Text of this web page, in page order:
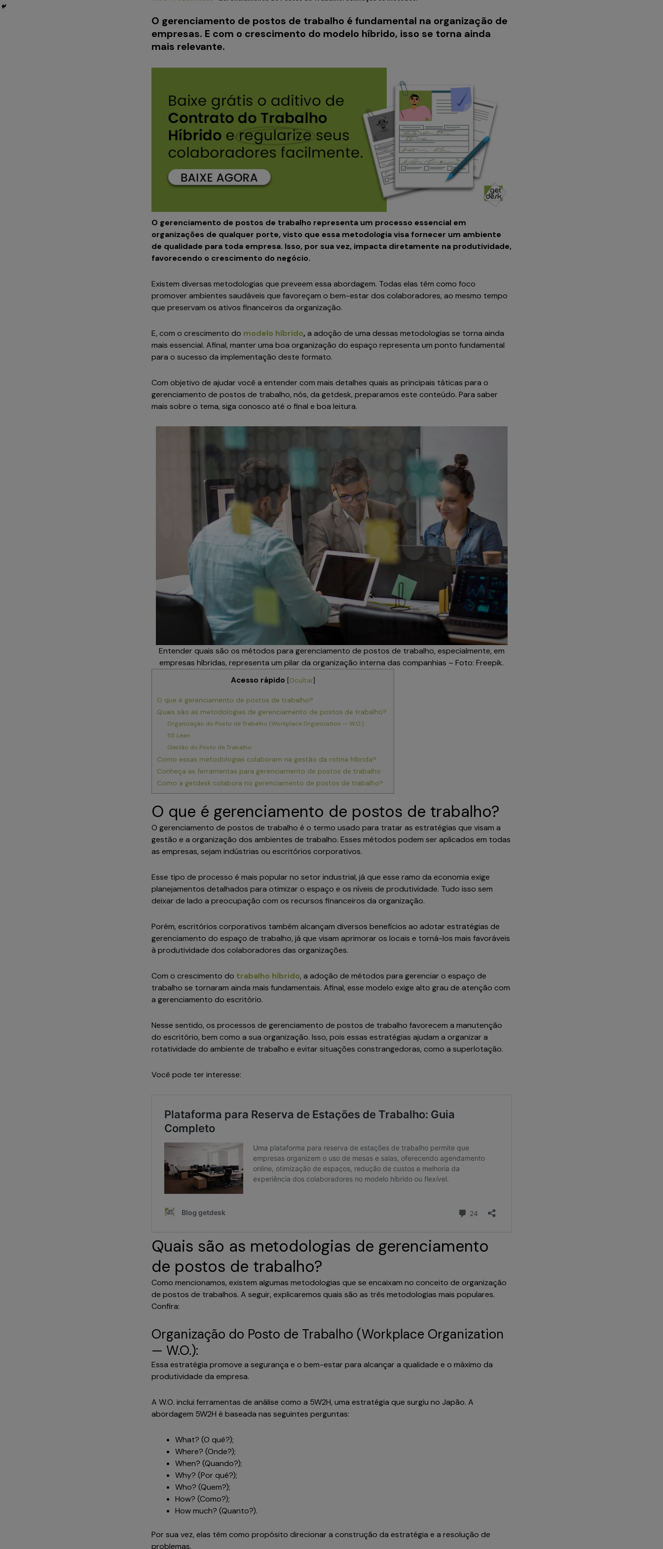
O gerenciamento de postos de trabalho é fundamental na organização de
empresas. E com o crescimento do modelo híbrido, isso se torna ainda
mais relevante.
O gerenciamento de postos de trabalho representa um processo essencial em
organizações de qualquer porte, visto que essa metodologia visa fornecer um ambiente
de qualidade para toda empresa. Isso, por sua vez, impacta diretamente na produtividade,
favorecendo o crescimento do negócio.
Existem diversas metodologias que preveem essa abordagem. Todas elas têm como foco
promover ambientes saudáveis que favoreçam o bem-estar dos colaboradores, ao mesmo tempo
que preservam os ativos financeiros da organização.
E, com o crescimento do modelo híbrido, a adoção de uma dessas metodologias se torna ainda
mais essencial. Afinal, manter uma boa organização do espaço representa um ponto fundamental
para o sucesso da implementação deste formato.
Com objetivo de ajudar você a entender com mais detalhes quais as principais táticas para o
gerenciamento de postos de trabalho, nós, da getdesk, preparamos este conteúdo. Para saber
mais sobre o tema, siga conosco até o final e boa leitura.
Entender quais são os métodos para gerenciamento de postos de trabalho, especialmente, em
empresas híbridas, representa um pilar da organização interna das companhias – Foto: Freepik.
Acesso rápido [Ocultar]
O que é gerenciamento de postos de trabalho?
Quais são as metodologias de gerenciamento de postos de trabalho?
Organização do Posto de Trabalho (Workplace Organization — W.O.):
5S Lean
Gestão do Posto de Trabalho:
Como essas metodologias colaboram na gestão da rotina híbrida?
Conheça as ferramentas para gerenciamento de postos de trabalho
Como a getdesk colabora no gerenciamento de postos de trabalho?
O que é gerenciamento de postos de trabalho?
O gerenciamento de postos de trabalho é o termo usado para tratar as estratégias que visam a
gestão e a organização dos ambientes de trabalho. Esses métodos podem ser aplicados em todas
as empresas, sejam indústrias ou escritórios corporativos.
Esse tipo de processo é mais popular no setor industrial, já que esse ramo da economia exige
planejamentos detalhados para otimizar o espaço e os níveis de produtividade. Tudo isso sem
deixar de lado a preocupação com os recursos financeiros da organização.
Porém, escritórios corporativos também alcançam diversos benefícios ao adotar estratégias de
gerenciamento do espaço de trabalho, já que visam aprimorar os locais e torná-los mais favoráveis
à produtividade dos colaboradores das organizações.
Com o crescimento do trabalho híbrido, a adoção de métodos para gerenciar o espaço de
trabalho se tornaram ainda mais fundamentais. Afinal, esse modelo exige alto grau de atenção com
a gerenciamento do escritório.
Nesse sentido, os processos de gerenciamento de postos de trabalho favorecem a manutenção
do escritório, bem como a sua organização. Isso, pois essas estratégias ajudam a organizar a
rotatividade do ambiente de trabalho e evitar situações constrangedoras, como a superlotação.
Você pode ter interesse:
Quais são as metodologias de gerenciamento
de postos de trabalho?
Como mencionamos, existem algumas metodologias que se encaixam no conceito de organização
de postos de trabalhos. A seguir, explicaremos quais são as três metodologias mais populares.
Confira:
Organização do Posto de Trabalho (Workplace Organization
— W.O.):
Essa estratégia promove a segurança e o bem-estar para alcançar a qualidade e o máximo da
produtividade da empresa.
A W.O. inclui ferramentas de análise como a 5W2H, uma estratégia que surgiu no Japão. A
abordagem 5W2H é baseada nas seguintes perguntas:
What? (O quê?);
Where? (Onde?);
When? (Quando?);
Why? (Por quê?);
Who? (Quem?);
How? (Como?);
How much? (Quanto?).
Por sua vez, elas têm como propósito direcionar a construção da estratégia e a resolução de
problemas.